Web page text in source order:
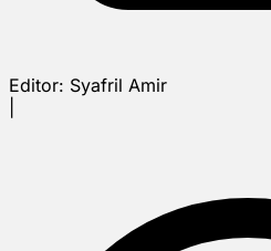
Editor: Syafril Amir